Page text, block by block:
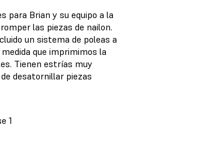
para Brian y su equipo a la
las piezas de nailon.
un sistema de poleas a
que imprimimos la
Tienen estrías muy
desatornillar piezas
1